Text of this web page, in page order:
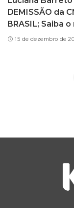
DEMISSÃO da
BRASIL; Saiba
15 de dezembro de